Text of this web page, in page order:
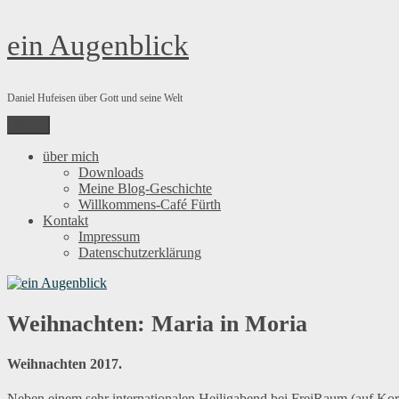
Zum
Inhalt
ein Augenblick
Daniel Hufeisen über Gott und seine Welt
über mich
Downloads
Meine Blog-Geschichte
Willkommens-Café Fürth
Kontakt
Impressum
Datenschutzerklärung
Weihnachten: Maria in Moria
Weihnachten 2017.